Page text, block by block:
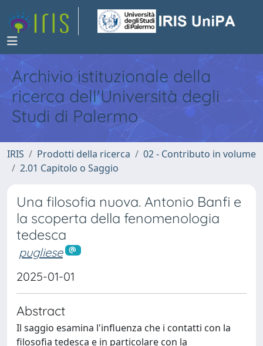
Archivio istituzionale della
ricerca dell'Università degli
Studi di Palermo
IRIS Prodotti della ricerca
02 - Contributo in volume
2.01 Capitolo o Saggio
Una filosofia nuova. Antonio Banfi e
la scoperta della fenomenologia
tedesca
pugliese
2025-01-01
Abstract
Il saggio esamina l'influenza che i contatti con la
filosofia tedesca e in particolare con la